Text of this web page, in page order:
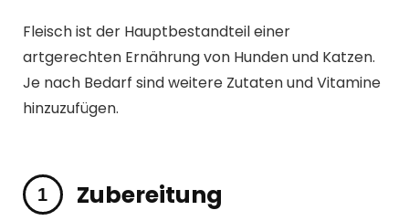
Fleisch ist der Hauptbestandteil einer
artgerechten Ernährung von Hunden und Katzen.
Je nach Bedarf sind weitere Zutaten und Vitamine
hinzuzufügen.
Zubereitung